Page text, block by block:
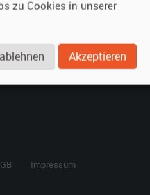
So funktioniert's
Impressum
zu Cookies in unserer
Akzeptieren